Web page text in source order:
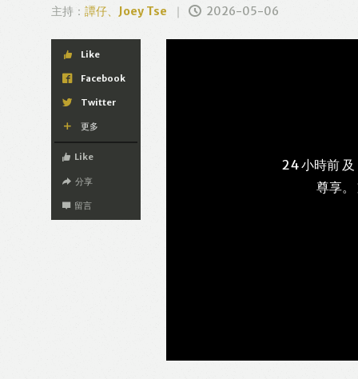
主持： 譚仔、Joey Tse 2026-05-06
Like
Facebook
Twitter
更多
Like
分享
留言
24 小時前
尊享。